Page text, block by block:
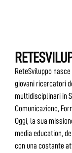
ReteSviluppo
giovani ricercatori
multidisciplinari in
Comunicazione,
Oggi, la sua
media education,
con una costante